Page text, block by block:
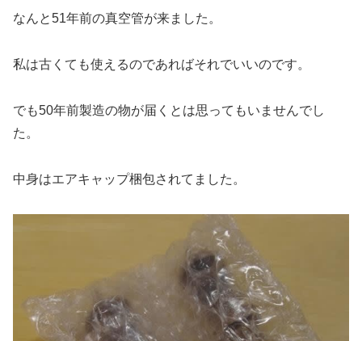
なんと51年前の真空管が来ました。
私は古くても使えるのであればそれでいいのです。
でも50年前製造の物が届くとは思ってもいませんでし
た。
中身はエアキャップ梱包されてました。